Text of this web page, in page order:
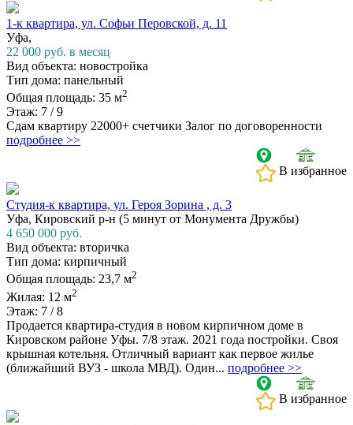
1-к квартира, ул. Софьи Перовской, д. 11
Уфа,
22 000 руб. в месяц
Вид объекта: новостройка
Тип дома: панельный
Общая площадь: 35 м2
Этаж: 7 / 9
Сдам квартиру 22000+ счетчики Залог по договоренности
подробнее >>
В избранное
Студия-к квартира, ул. Героя Зорина , д. 3
Уфа, Кировский р-н (5 минут от Монумента Дружбы)
4 650 000 руб.
Вид объекта: вторичка
Тип дома: кирпичный
Общая площадь: 23,7 м2
Жилая: 12 м2
Этаж: 7 / 8
Продается квартира-студия в новом кирпичном доме в
Кировском районе Уфы. 7/8 этаж. 2021 года постройки. Своя
крышная котельня. Отличный вариант как первое жилье
(ближайший ВУЗ - школа МВД). Один... подробнее >>
В избранное